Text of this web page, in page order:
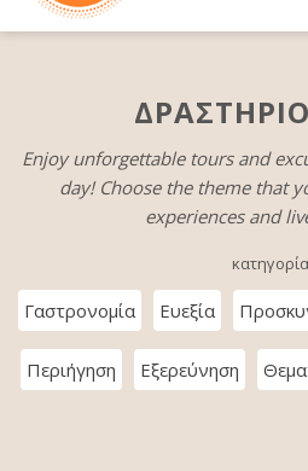
Enjoy unforgettable tours and
day! Choose the theme that
experiences and
κατηγορία
Γαστρονομία Ευεξία
Περιήγηση Εξερεύνηση